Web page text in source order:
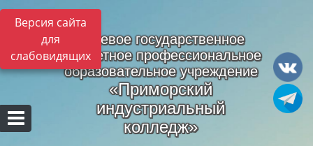
Версия сайта
для
слабовидящих
Краевое государственное
бюджетное профессиональное
образовательное учреждение
«Приморский
индустриальный
колледж»